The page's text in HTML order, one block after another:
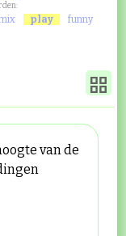
play funny
van de